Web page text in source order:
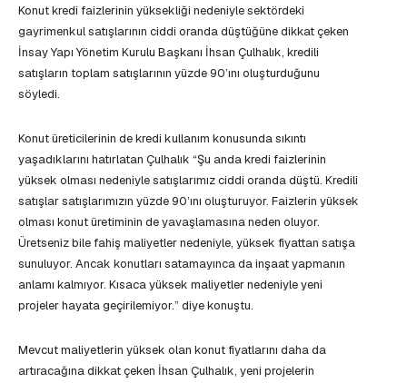
Konut kredi faizlerinin yüksekliği nedeniyle sektördeki
gayrimenkul satışlarının ciddi oranda düştüğüne dikkat çeken
İnsay Yapı Yönetim Kurulu Başkanı İhsan Çulhalık, kredili
satışların toplam satışlarının yüzde 90’ını oluşturduğunu
söyledi.
Konut üreticilerinin de kredi kullanım konusunda sıkıntı
yaşadıklarını hatırlatan Çulhalık “Şu anda kredi faizlerinin
yüksek olması nedeniyle satışlarımız ciddi oranda düştü. Kredili
satışlar satışlarımızın yüzde 90’ını oluşturuyor. Faizlerin yüksek
olması konut üretiminin de yavaşlamasına neden oluyor.
Üretseniz bile fahiş maliyetler nedeniyle, yüksek fiyattan satışa
sunuluyor. Ancak konutları satamayınca da inşaat yapmanın
anlamı kalmıyor. Kısaca yüksek maliyetler nedeniyle yeni
projeler hayata geçirilemiyor.” diye konuştu.
Mevcut maliyetlerin yüksek olan konut fiyatlarını daha da
artıracağına dikkat çeken İhsan Çulhalık, yeni projelerin